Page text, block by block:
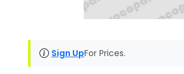
Sign UpFor Prices.